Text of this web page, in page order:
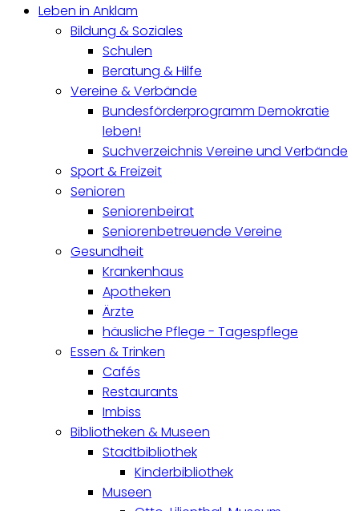
Leben in Anklam
Bildung & Soziales
Schulen
Beratung & Hilfe
Vereine & Verbände
Bundesförderprogramm Demokratie
leben!
Suchverzeichnis Vereine und Verbände
Sport & Freizeit
Senioren
Seniorenbeirat
Seniorenbetreuende Vereine
Gesundheit
Krankenhaus
Apotheken
Ärzte
häusliche Pflege - Tagespflege
Essen & Trinken
Cafés
Restaurants
Imbiss
Bibliotheken & Museen
Stadtbibliothek
Kinderbibliothek
Museen